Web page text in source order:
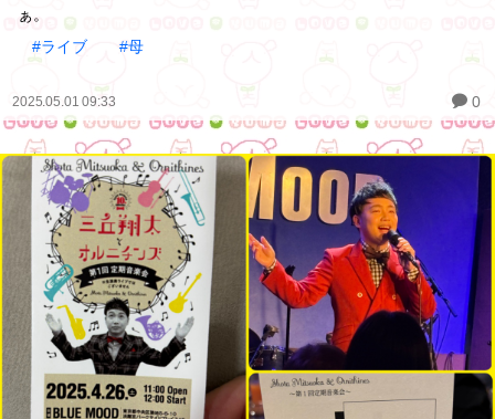
ぁ。
#ライブ
#母
2025.05.01 09:33 0